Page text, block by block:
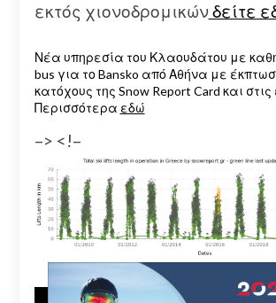
εκτός χιονοδρομικώνδείτε
Νέα υπηρεσία του Κλαουδάτου με
bus για το Bansko από Αθήνα με
κατόχους της Snow Report Card και στις
Περισσότερα εδώ
–> <!–